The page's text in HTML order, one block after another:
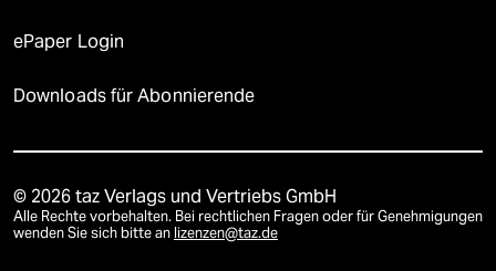
ePaper Login
Downloads für Abonnierende
© 2026 taz Verlags und Vertriebs GmbH
Alle Rechte vorbehalten. Bei rechtlichen Fragen oder für Genehmigungen
wenden Sie sich bitte an lizenzen@taz.de